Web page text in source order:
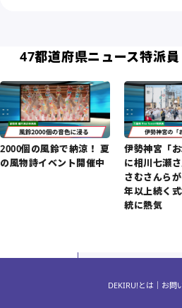
47都道府県ニュース特派員
2000個の風鈴で納涼！ 夏
の風物詩イベント開催中
伊勢神宮「お
に相川七瀬
さむさんら
年以上続く
統に熱気
DEKIRU!とは お問